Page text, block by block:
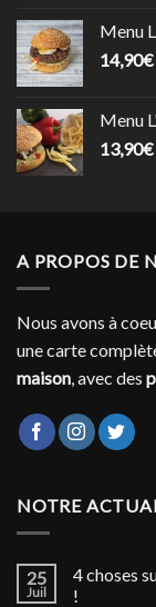
Menu
14,90€
Menu
13,90€
A PROPOS DE
Nous avons à
une carte
maison , avec des
NOTRE
25
Juil
4 choses
!